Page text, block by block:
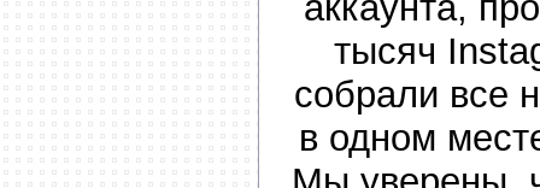
тысяч
собрали все
в одном